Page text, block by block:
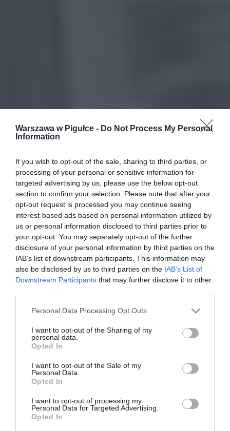
Warszawa w Pigułce - Do Not Process My Personal
Information
If you wish to opt-out of the sale, sharing to third parties, or
processing of your personal or sensitive information for
targeted advertising by us, please use the below opt-out
section to confirm your selection. Please note that after your
opt-out request is processed you may continue seeing
interest-based ads based on personal information utilized by
us or personal information disclosed to third parties prior to
your opt-out. You may separately opt-out of the further
disclosure of your personal information by third parties on the
IAB’s list of downstream participants. This information may
also be disclosed by us to third parties on the IAB’s List of
Downstream Participants that may further disclose it to other
Personal Data Processing Opt Outs
I want to opt-out of the Sharing of my
personal data.
Opted In
I want to opt-out of the Sale of my
Personal Data.
Opted In
I want to opt-out of processing my
Personal Data for Targeted Advertising.
Opted In